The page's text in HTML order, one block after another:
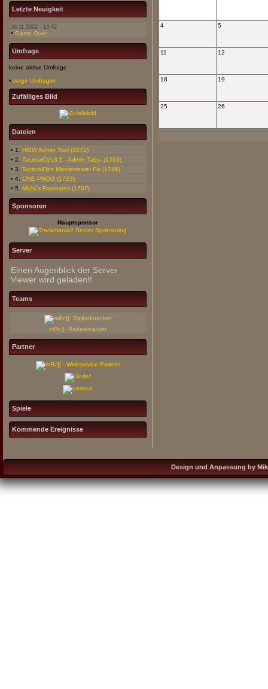
Letzte Neuigkeit
06.11.2022 - 13:42
• Game Over
Umfrage
keine aktive Umfrage
• zeige Umfragen
Zufälliges Bild
Dateien
• 1. HlSW Admin Tool (1872)
• 2. TacticalOps3.5 - Admin Tabs- (1763)
• 3. TacticalOps Masterserver Fix (1746)
• 4. ONE PROG (1723)
• 5. Michi´s Framrates (1707)
Sponsoren
Hauptsponsor
Server
Einen Augenblick der Server
Viewer wird geladen!!
Teams
mRc][- Radarknacker
Partner
Spiele
Kommende Ereignisse
4 5
11 12
18 19
25 26
Design und Anpassung by